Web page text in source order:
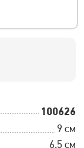
100626
9 см
6.5 см